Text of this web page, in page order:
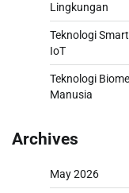
Lingkungan
Teknologi
IoT
Teknologi
Manusia
Archives
May 2026